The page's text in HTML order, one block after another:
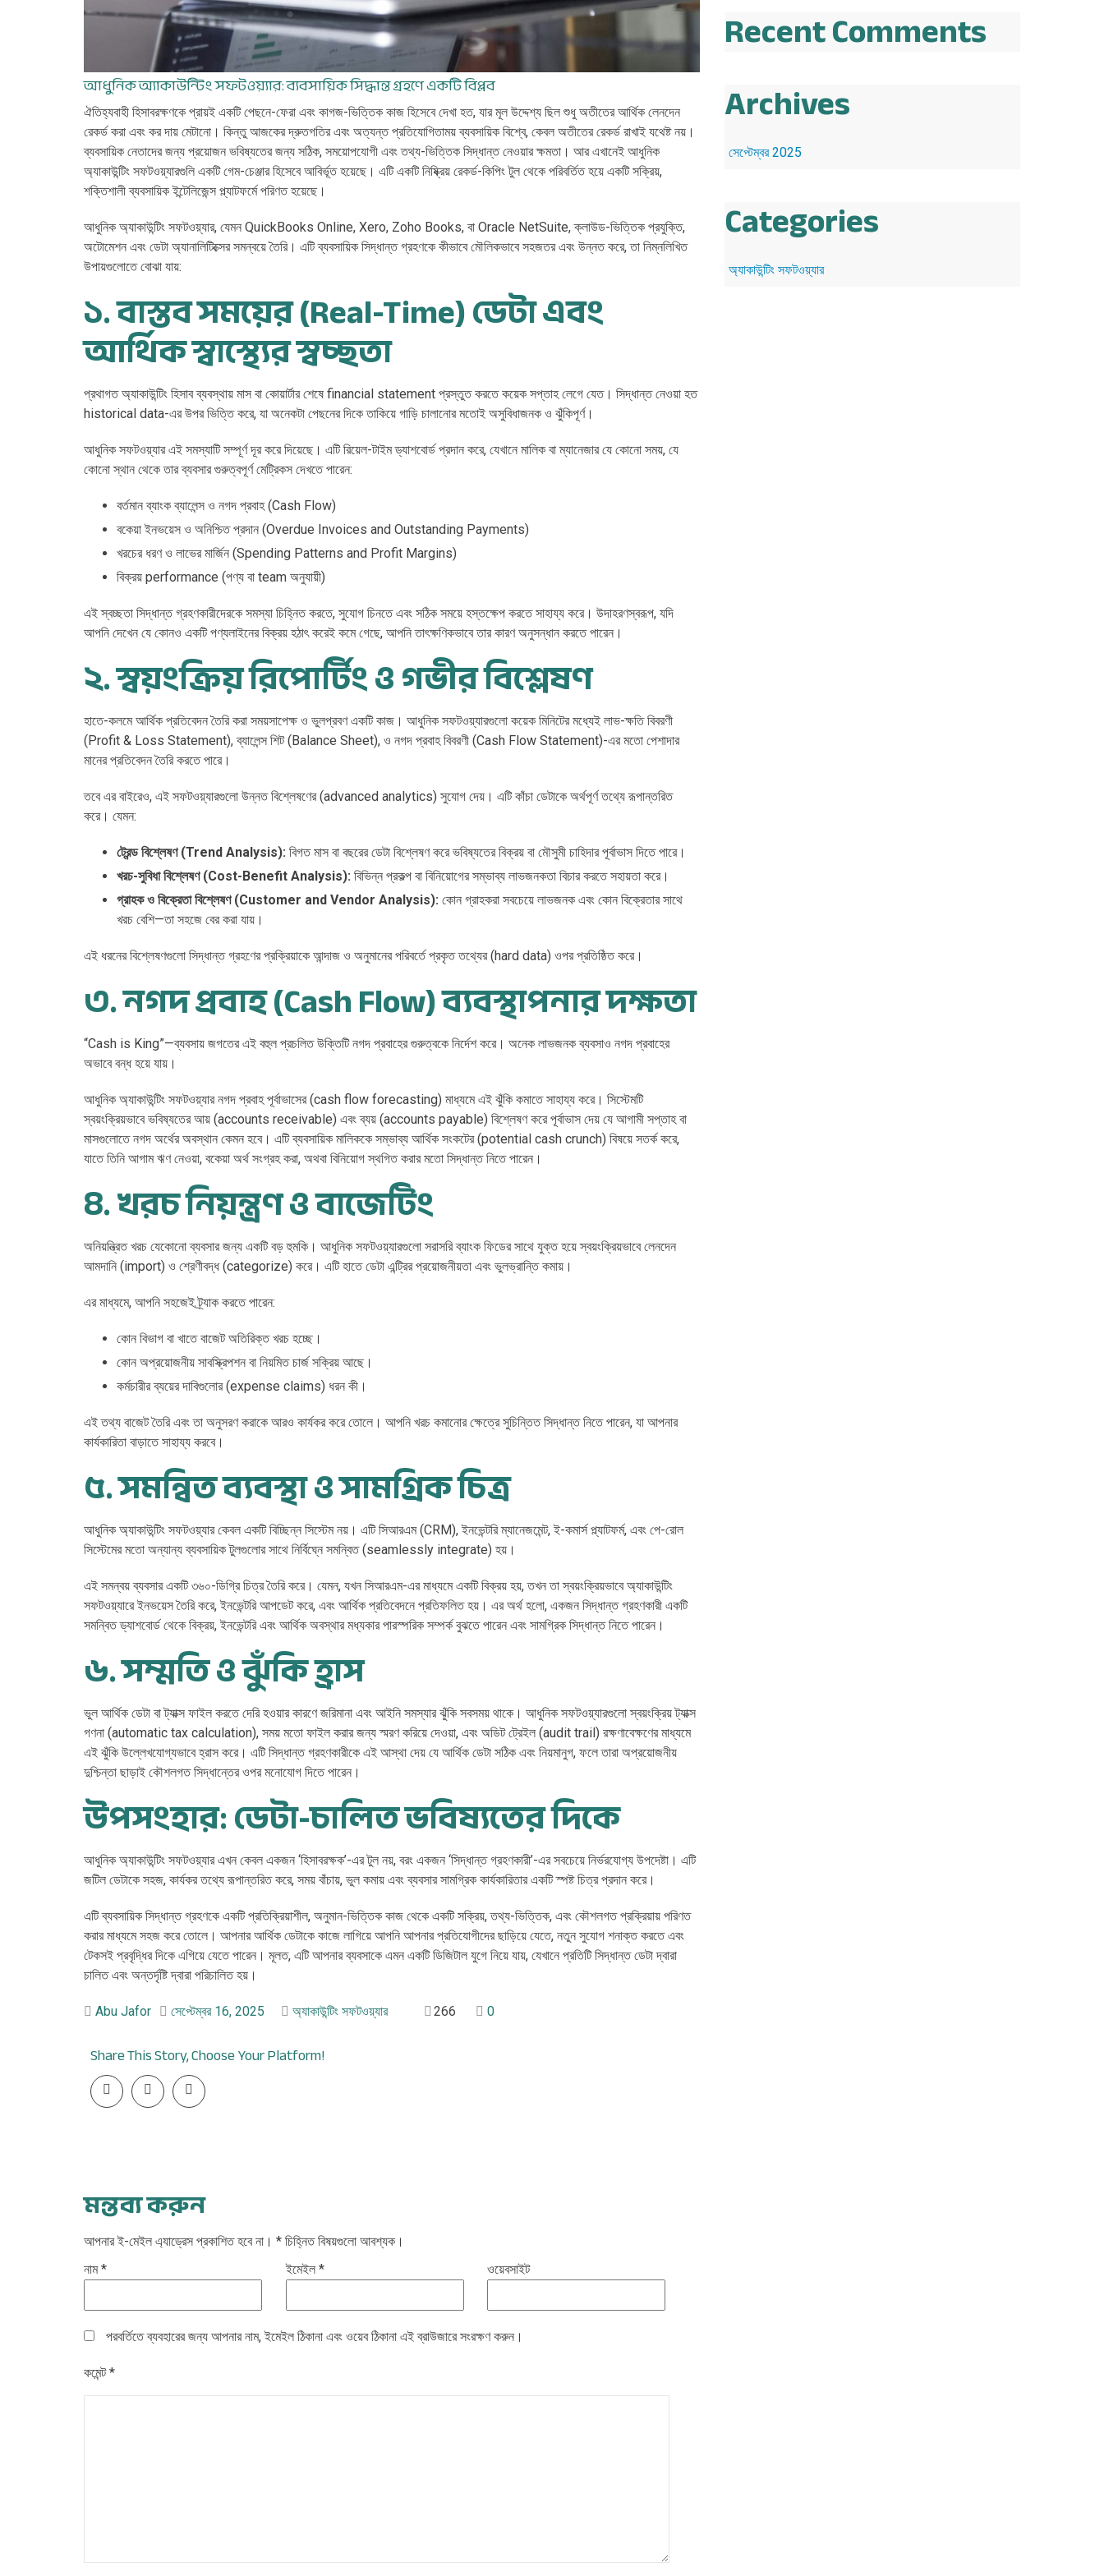
আধুনিক অ্যাকাউন্টিং সফটওয়্যার: ব্যবসায়িক সিদ্ধান্ত গ্রহণে একটি বিপ্লব
ঐতিহ্যবাহী হিসাবরক্ষণকে প্রায়ই একটি পেছনে-ফেরা এবং কাগজ-ভিত্তিক কাজ হিসেবে দেখা হত, যার মূল উদ্দেশ্য ছিল শুধু অতীতের আর্থিক লেনদেন
রেকর্ড করা এবং কর দায় মেটানো। কিন্তু আজকের দ্রুতগতির এবং অত্যন্ত প্রতিযোগিতাময় ব্যবসায়িক বিশ্বে, কেবল অতীতের রেকর্ড রাখাই যথেষ্ট নয়।
ব্যবসায়িক নেতাদের জন্য প্রয়োজন ভবিষ্যতের জন্য সঠিক, সময়োপযোগী এবং তথ্য-ভিত্তিক সিদ্ধান্ত নেওয়ার ক্ষমতা। আর এখানেই আধুনিক
অ্যাকাউন্টিং সফটওয়্যারগুলি একটি গেম-চেঞ্জার হিসেবে আবির্ভূত হয়েছে। এটি একটি নিষ্ক্রিয় রেকর্ড-কিপিং টুল থেকে পরিবর্তিত হয়ে একটি সক্রিয়,
শক্তিশালী ব্যবসায়িক ইন্টেলিজেন্স প্ল্যাটফর্মে পরিণত হয়েছে।
আধুনিক অ্যাকাউন্টিং সফটওয়্যার, যেমন QuickBooks Online, Xero, Zoho Books, বা Oracle NetSuite, ক্লাউড-ভিত্তিক প্রযুক্তি,
অটোমেশন এবং ডেটা অ্যানালিটিক্সের সমন্বয়ে তৈরি। এটি ব্যবসায়িক সিদ্ধান্ত গ্রহণকে কীভাবে মৌলিকভাবে সহজতর এবং উন্নত করে, তা নিম্নলিখিত
উপায়গুলোতে বোঝা যায়:
১. বাস্তব সময়ের (Real-Time) ডেটা এবং
আর্থিক স্বাস্থ্যের স্বচ্ছতা
প্রথাগত অ্যাকাউন্টিং হিসাব ব্যবস্থায় মাস বা কোয়ার্টার শেষে financial statement প্রস্তুত করতে কয়েক সপ্তাহ লেগে যেত। সিদ্ধান্ত নেওয়া হত
historical data-এর উপর ভিত্তি করে, যা অনেকটা পেছনের দিকে তাকিয়ে গাড়ি চালানোর মতোই অসুবিধাজনক ও ঝুঁকিপূর্ণ।
আধুনিক সফটওয়্যার এই সমস্যাটি সম্পূর্ণ দূর করে দিয়েছে। এটি রিয়েল-টাইম ড্যাশবোর্ড প্রদান করে, যেখানে মালিক বা ম্যানেজার যে কোনো সময়, যে
কোনো স্থান থেকে তার ব্যবসার গুরুত্বপূর্ণ মেট্রিকস দেখতে পারেন:
বর্তমান ব্যাংক ব্যালেন্স ও নগদ প্রবাহ (Cash Flow)
বকেয়া ইনভয়েস ও অনিশ্চিত প্রদান (Overdue Invoices and Outstanding Payments)
খরচের ধরণ ও লাভের মার্জিন (Spending Patterns and Profit Margins)
বিক্রয় performance (পণ্য বা team অনুযায়ী)
এই স্বচ্ছতা সিদ্ধান্ত গ্রহণকারীদেরকে সমস্যা চিহ্নিত করতে, সুযোগ চিনতে এবং সঠিক সময়ে হস্তক্ষেপ করতে সাহায্য করে। উদাহরণস্বরূপ, যদি
আপনি দেখেন যে কোনও একটি পণ্যলাইনের বিক্রয় হঠাৎ করেই কমে গেছে, আপনি তাৎক্ষণিকভাবে তার কারণ অনুসন্ধান করতে পারেন।
২. স্বয়ংক্রিয় রিপোর্টিং ও গভীর বিশ্লেষণ
হাতে-কলমে আর্থিক প্রতিবেদন তৈরি করা সময়সাপেক্ষ ও ভুলপ্রবণ একটি কাজ। আধুনিক সফটওয়্যারগুলো কয়েক মিনিটের মধ্যেই লাভ-ক্ষতি বিবরণী
(Profit & Loss Statement), ব্যালেন্স শিট (Balance Sheet), ও নগদ প্রবাহ বিবরণী (Cash Flow Statement)-এর মতো পেশাদার
মানের প্রতিবেদন তৈরি করতে পারে।
তবে এর বাইরেও, এই সফটওয়্যারগুলো উন্নত বিশ্লেষণের (advanced analytics) সুযোগ দেয়। এটি কাঁচা ডেটাকে অর্থপূর্ণ তথ্যে রূপান্তরিত
করে। যেমন:
ট্রেন্ড বিশ্লেষণ (Trend Analysis): বিগত মাস বা বছরের ডেটা বিশ্লেষণ করে ভবিষ্যতের বিক্রয় বা মৌসুমী চাহিদার পূর্বাভাস দিতে পারে।
খরচ-সুবিধা বিশ্লেষণ (Cost-Benefit Analysis): বিভিন্ন প্রকল্প বা বিনিয়োগের সম্ভাব্য লাভজনকতা বিচার করতে সহায়তা করে।
গ্রাহক ও বিক্রেতা বিশ্লেষণ (Customer and Vendor Analysis): কোন গ্রাহকরা সবচেয়ে লাভজনক এবং কোন বিক্রেতার সাথে
খরচ বেশি—তা সহজে বের করা যায়।
এই ধরনের বিশ্লেষণগুলো সিদ্ধান্ত গ্রহণের প্রক্রিয়াকে আন্দাজ ও অনুমানের পরিবর্তে প্রকৃত তথ্যের (hard data) ওপর প্রতিষ্ঠিত করে।
৩. নগদ প্রবাহ (Cash Flow) ব্যবস্থাপনার দক্ষতা
“Cash is King”—ব্যবসায় জগতের এই বহুল প্রচলিত উক্তিটি নগদ প্রবাহের গুরুত্বকে নির্দেশ করে। অনেক লাভজনক ব্যবসাও নগদ প্রবাহের
অভাবে বন্ধ হয়ে যায়।
আধুনিক অ্যাকাউন্টিং সফটওয়্যার নগদ প্রবাহ পূর্বাভাসের (cash flow forecasting) মাধ্যমে এই ঝুঁকি কমাতে সাহায্য করে। সিস্টেমটি
স্বয়ংক্রিয়ভাবে ভবিষ্যতের আয় (accounts receivable) এবং ব্যয় (accounts payable) বিশ্লেষণ করে পূর্বাভাস দেয় যে আগামী সপ্তাহ বা
মাসগুলোতে নগদ অর্থের অবস্থান কেমন হবে। এটি ব্যবসায়িক মালিককে সম্ভাব্য আর্থিক সংকটের (potential cash crunch) বিষয়ে সতর্ক করে,
যাতে তিনি আগাম ঋণ নেওয়া, বকেয়া অর্থ সংগ্রহ করা, অথবা বিনিয়োগ স্থগিত করার মতো সিদ্ধান্ত নিতে পারেন।
৪. খরচ নিয়ন্ত্রণ ও বাজেটিং
অনিয়ন্ত্রিত খরচ যেকোনো ব্যবসার জন্য একটি বড় হুমকি। আধুনিক সফটওয়্যারগুলো সরাসরি ব্যাংক ফিডের সাথে যুক্ত হয়ে স্বয়ংক্রিয়ভাবে লেনদেন
আমদানি (import) ও শ্রেণীবদ্ধ (categorize) করে। এটি হাতে ডেটা এন্ট্রির প্রয়োজনীয়তা এবং ভুলভ্রান্তি কমায়।
এর মাধ্যমে, আপনি সহজেই ট্র্যাক করতে পারেন:
কোন বিভাগ বা খাতে বাজেট অতিরিক্ত খরচ হচ্ছে।
কোন অপ্রয়োজনীয় সাবস্ক্রিপশন বা নিয়মিত চার্জ সক্রিয় আছে।
কর্মচারীর ব্যয়ের দাবিগুলোর (expense claims) ধরন কী।
এই তথ্য বাজেট তৈরি এবং তা অনুসরণ করাকে আরও কার্যকর করে তোলে। আপনি খরচ কমানোর ক্ষেত্রে সুচিন্তিত সিদ্ধান্ত নিতে পারেন, যা আপনার
কার্যকারিতা বাড়াতে সাহায্য করবে।
৫. সমন্বিত ব্যবস্থা ও সামগ্রিক চিত্র
আধুনিক অ্যাকাউন্টিং সফটওয়্যার কেবল একটি বিচ্ছিন্ন সিস্টেম নয়। এটি সিআরএম (CRM), ইনভেন্টরি ম্যানেজমেন্ট, ই-কমার্স প্ল্যাটফর্ম, এবং পে-রোল
সিস্টেমের মতো অন্যান্য ব্যবসায়িক টুলগুলোর সাথে নির্বিঘ্নে সমন্বিত (seamlessly integrate) হয়।
এই সমন্বয় ব্যবসার একটি ৩৬০-ডিগ্রি চিত্র তৈরি করে। যেমন, যখন সিআরএম-এর মাধ্যমে একটি বিক্রয় হয়, তখন তা স্বয়ংক্রিয়ভাবে অ্যাকাউন্টিং
সফটওয়্যারে ইনভয়েস তৈরি করে, ইনভেন্টরি আপডেট করে, এবং আর্থিক প্রতিবেদনে প্রতিফলিত হয়। এর অর্থ হলো, একজন সিদ্ধান্ত গ্রহণকারী একটি
সমন্বিত ড্যাশবোর্ড থেকে বিক্রয়, ইনভেন্টরি এবং আর্থিক অবস্থার মধ্যকার পারস্পরিক সম্পর্ক বুঝতে পারেন এবং সামগ্রিক সিদ্ধান্ত নিতে পারেন।
৬. সম্মতি ও ঝুঁকি হ্রাস
ভুল আর্থিক ডেটা বা ট্যাক্স ফাইল করতে দেরি হওয়ার কারণে জরিমানা এবং আইনি সমস্যার ঝুঁকি সবসময় থাকে। আধুনিক সফটওয়্যারগুলো স্বয়ংক্রিয় ট্যাক্স
গণনা (automatic tax calculation), সময় মতো ফাইল করার জন্য স্মরণ করিয়ে দেওয়া, এবং অডিট ট্রেইল (audit trail) রক্ষণাবেক্ষণের মাধ্যমে
এই ঝুঁকি উল্লেখযোগ্যভাবে হ্রাস করে। এটি সিদ্ধান্ত গ্রহণকারীকে এই আস্থা দেয় যে আর্থিক ডেটা সঠিক এবং নিয়মানুগ, ফলে তারা অপ্রয়োজনীয়
দুশ্চিন্তা ছাড়াই কৌশলগত সিদ্ধান্তের ওপর মনোযোগ দিতে পারেন।
উপসংহার: ডেটা-চালিত ভবিষ্যতের দিকে
আধুনিক অ্যাকাউন্টিং সফটওয়্যার এখন কেবল একজন ‘হিসাবরক্ষক’-এর টুল নয়, বরং একজন ‘সিদ্ধান্ত গ্রহণকারী’-এর সবচেয়ে নির্ভরযোগ্য উপদেষ্টা। এটি
জটিল ডেটাকে সহজ, কার্যকর তথ্যে রূপান্তরিত করে, সময় বাঁচায়, ভুল কমায় এবং ব্যবসার সামগ্রিক কার্যকারিতার একটি স্পষ্ট চিত্র প্রদান করে।
এটি ব্যবসায়িক সিদ্ধান্ত গ্রহণকে একটি প্রতিক্রিয়াশীল, অনুমান-ভিত্তিক কাজ থেকে একটি সক্রিয়, তথ্য-ভিত্তিক, এবং কৌশলগত প্রক্রিয়ায় পরিণত
করার মাধ্যমে সহজ করে তোলে। আপনার আর্থিক ডেটাকে কাজে লাগিয়ে আপনি আপনার প্রতিযোগীদের ছাড়িয়ে যেতে, নতুন সুযোগ শনাক্ত করতে এবং
টেকসই প্রবৃদ্ধির দিকে এগিয়ে যেতে পারেন। মূলত, এটি আপনার ব্যবসাকে এমন একটি ডিজিটাল যুগে নিয়ে যায়, যেখানে প্রতিটি সিদ্ধান্ত ডেটা দ্বারা
চালিত এবং অন্তর্দৃষ্টি দ্বারা পরিচালিত হয়।
Abu Jafor সেপ্টেম্বর 16, 2025 অ্যাকাউন্টিং সফটওয়্যার 266 0
Share This Story, Choose Your Platform!
মন্তব্য করুন
আপনার ই-মেইল এ্যাড্রেস প্রকাশিত হবে না। * চিহ্নিত বিষয়গুলো আবশ্যক।
নাম* ইমেইল * ওয়েবসাইট
পরবর্তিতে ব্যবহারের জন্য আপনার নাম, ইমেইল ঠিকানা এবং ওয়েব ঠিকানা এই ব্রাউজারে সংরক্ষণ করুন।
কমেন্ট*
Recent Comments
Archives
সেপ্টেম্বর 2025
Categories
অ্যাকাউন্টিং সফটওয়্যার